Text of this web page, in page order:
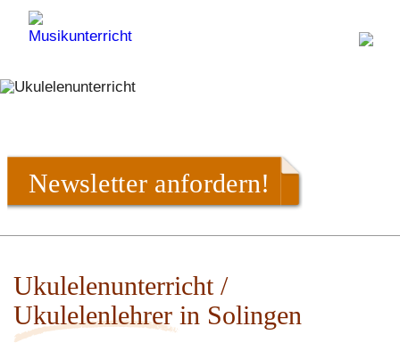
Newsletter anfordern!
Ukulelenunterricht /
Ukulelenlehrer in Solingen